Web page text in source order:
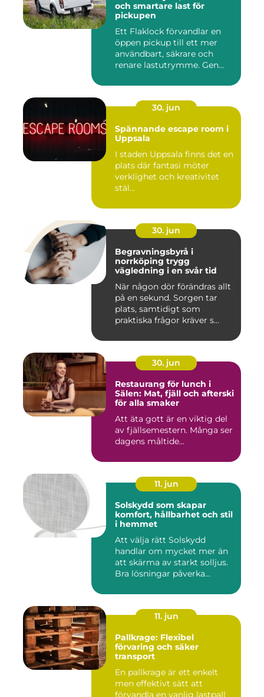
och smartare last för
pickupen
Ett Flaklock förvandlar en
öppen pickup till ett mer
användbart, säkrare och
renare lastutrymme. Gen...
30. jun
Spännande escape room i
Uppsala
I staden Uppsala finns det en
plats där fantasi möter
verklighet och kreativitet
stäl...
30. jun
Begravningsbyrå i
norrköping trygg
vägledning i en svår tid
När någon dör förändras allt
på en sekund. Sorgen tar
plats, samtidigt som
praktiska frågor kräver s...
30. jun
Restaurang för lunch i
Sälen: Mat, fjäll och afterski
för alla smaker
Att äta gott är en viktig del
av fjällsemestern. Många ser
dagens måltide...
11. jun
Solskydd som skapar
komfort, hållbarhet och stil
i hemmet
Att välja rätt Solskydd
handlar om mycket mer än
att skärma av starkt solljus.
Bra lösningar påverka...
11. jun
Pallkrage: Flexibel
förvaring och säker
transport
En pallkrage är ett enkelt
men effektivt sätt att
förvandla en vanlig lastpall